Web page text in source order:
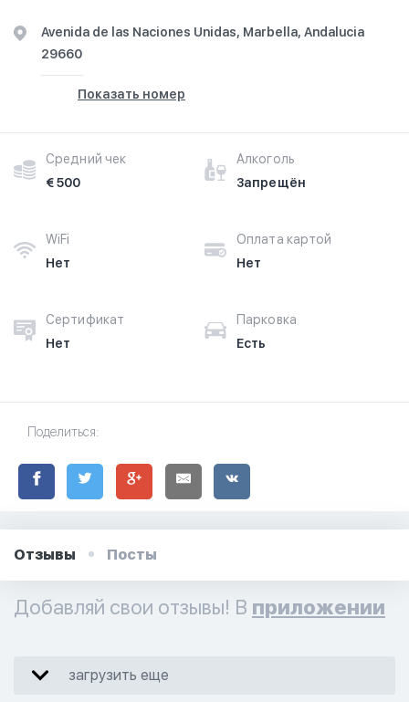
Avenida de las Naciones Unidas, Marbella, Andalucia
29660
Показать номер
Средний чек
€ 500
Алкоголь
Запрещён
WiFi
Нет
Оплата картой
Нет
Сертификат
Нет
Парковка
Есть
Поделиться:
Отзывы Посты
Добавляй свои отзывы! В приложении
загрузить еще